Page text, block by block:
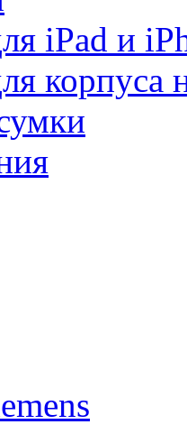
iPad и
корпуса